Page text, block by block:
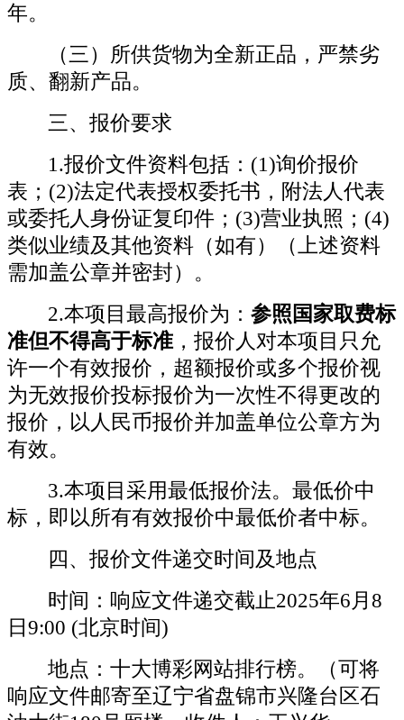
年。
（ 三 ）所供货物为全新正品，严禁劣
质、翻新产品。
三、报价要求
1.报价文件资料包括：(1)询价报价
表；(2)法定代表授权委托书，附法人代表
或委托人身份证复印件；(3)营业执照；(4)
类似业绩及其他资料（如有）（上述资料
需加盖公章并密封）。
2.本项目最高报价为：参照国家取费标
准但不得高于标准 ，报价人对本项目只允
许一个有效报价，超额报价或多个报价视
为无效报价投标报价为一次性不得更改的
报价，以人民币报价并加盖单位公章方为
有效。
3.本项目采用最低报价法。最低价中
标，即以所有有效报价中最低价者中标。
四、报价文件递交时间及地点
时间： 响应文件递交截止2025年6 月 8
日 9:00 (北京时间)
地点：十大博彩网站排行榜。
（可将
响应文件邮寄至辽宁省盘锦市兴隆台区石